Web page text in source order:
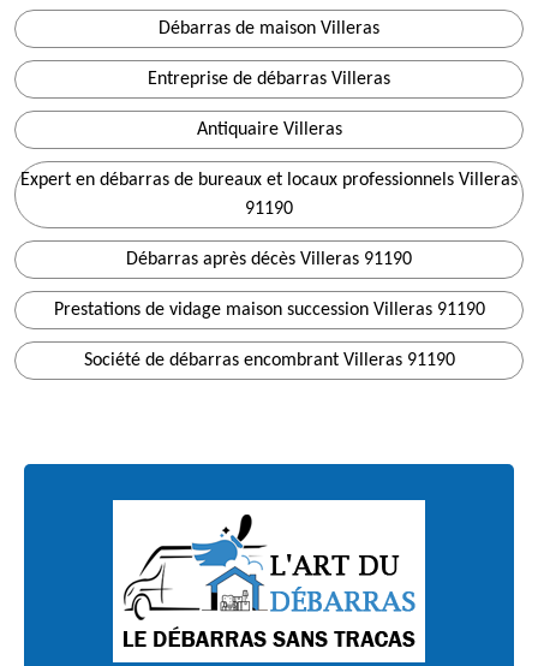
Débarras de maison Villeras
Entreprise de débarras Villeras
Antiquaire Villeras
Expert en débarras de bureaux et locaux professionnels Villeras
91190
Débarras après décès Villeras 91190
Prestations de vidage maison succession Villeras 91190
Société de débarras encombrant Villeras 91190